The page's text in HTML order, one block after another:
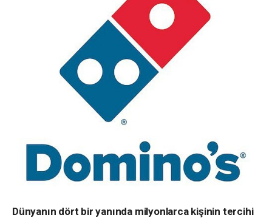
Dünyanın dört bir yanında milyonlarca kişinin tercihi